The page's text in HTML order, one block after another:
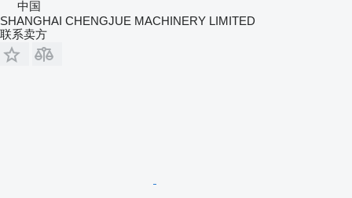
中国
SHANGHAI CHENGJUE MACHINERY LIMITED
联系卖方